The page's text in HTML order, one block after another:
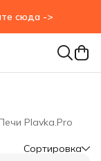
- нажмите сюда ->
Plavka.Pro
Сортировка